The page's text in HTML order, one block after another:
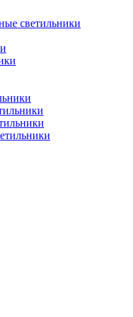
светильники